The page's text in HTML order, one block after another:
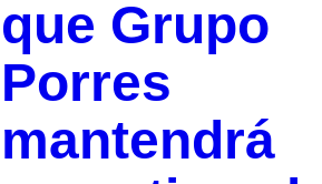
que Grupo
Porres
mantendrá